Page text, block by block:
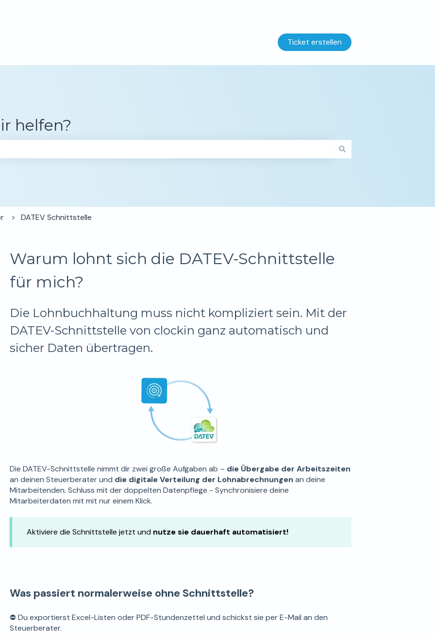
anzeigen
Ticket erstellen
helfen?
DATEV Schnittstelle
Warum lohnt sich die DATEV-Schnittstelle
für mich?
Die Lohnbuchhaltung muss nicht kompliziert sein. Mit der
DATEV-Schnittstelle von clockin ganz automatisch und
sicher Daten übertragen.
Die DATEV-Schnittstelle nimmt dir zwei große Aufgaben ab – die Übergabe der Arbeitszeiten
an deinen Steuerberater und die digitale Verteilung der Lohnabrechnungen an deine
Mitarbeitenden. Schluss mit der doppelten Datenpflege - Synchronisiere deine
Mitarbeiterdaten mit mit nur einem Klick.
Aktiviere die Schnittstelle jetzt und nutze sie dauerhaft automatisiert!
Was passiert normalerweise ohne Schnittstelle?
⛔ Du exportierst Excel-Listen oder PDF-Stundenzettel und schickst sie per E-Mail an den
Steuerberater.